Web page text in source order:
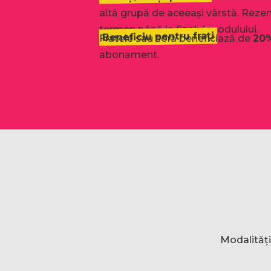
altă grupă de aceeași vârstă.
termen până la finalul modulului.
Beneficiu pentru frați
Fratele sau sora beneficiază de
abonament.